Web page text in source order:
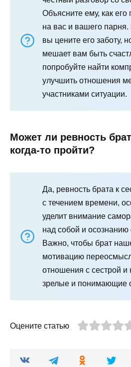
Объясните ему, как
на вас и вашего парня.
вы цените его заботу,
мешает вам быть
попробуйте найти
улучшить отношения
участниками ситуации.
Может ли ревность
когда-то пройти?
Да, ревность брата к
с течением времени,
уделит внимание
над собой и осознанию
Важно, чтобы брат
мотивацию
отношения с сестрой и
зрелые и понимающие
Оцените статью